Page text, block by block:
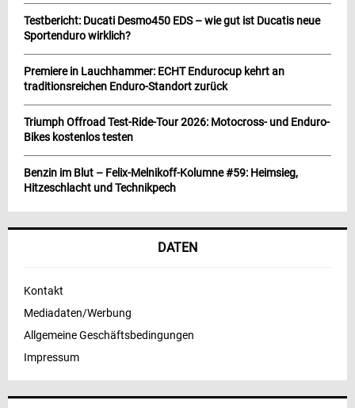
Testbericht: Ducati Desmo450 EDS – wie gut ist Ducatis neue
Sportenduro wirklich?
Premiere in Lauchhammer: ECHT Endurocup kehrt an
traditionsreichen Enduro-Standort zurück
Triumph Offroad Test-Ride-Tour 2026: Motocross- und Enduro-
Bikes kostenlos testen
Benzin im Blut – Felix-Melnikoff-Kolumne #59: Heimsieg,
Hitzeschlacht und Technikpech
DATEN
Kontakt
Mediadaten/Werbung
Allgemeine Geschäftsbedingungen
Impressum